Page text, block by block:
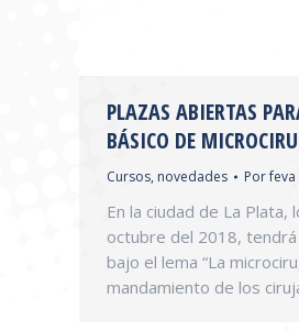
PLAZAS ABIERTAS
BÁSICO DE
Cursos, novedades Porfeva
En la ciudad de La
octubre del 2018,
bajo el lema “La
mandamiento de los